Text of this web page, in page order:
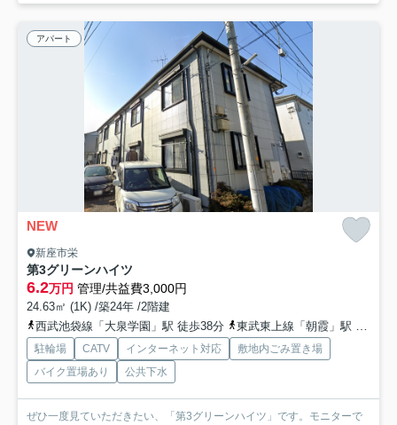
アパート
NEW
新座市栄
第3グリーンハイツ
6.2万円 管理/共益費3,000円
24.63㎡ (1K) /築24年 /2階建
西武池袋線「大泉学園」駅 徒歩38分
東武東上線「朝霞」駅 徒歩50分
駐輪場 CATV インターネット対応
敷地内ごみ置き場
バイク置場あり
公共下水
ぜひ一度見ていただきたい、「第3グリーンハイツ」です。モニターで